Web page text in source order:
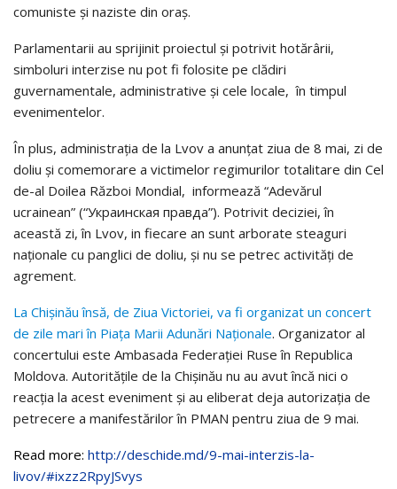
comuniste şi naziste din oraș.
Parlamentarii au sprijinit proiectul şi potrivit hotărârii,
simboluri interzise nu pot fi folosite pe clădiri
guvernamentale, administrative şi cele locale, în timpul
evenimentelor.
În plus, administrația de la Lvov a anunțat ziua de 8 mai, zi de
doliu şi comemorare a victimelor regimurilor totalitare din Cel
de-al Doilea Război Mondial, informează “Adevărul
ucrainean” (“Украинская правда”). Potrivit deciziei, în
această zi, în Lvov, in fiecare an sunt arborate steaguri
naționale cu panglici de doliu, și nu se petrec activităţi de
agrement.
La Chişinău însă, de Ziua Victoriei, va fi organizat un concert
de zile mari în Piaţa Marii Adunări Naţionale. Organizator al
concertului este Ambasada Federaţiei Ruse în Republica
Moldova. Autorităţile de la Chişinău nu au avut încă nici o
reacţia la acest eveniment şi au eliberat deja autorizaţia de
petrecere a manifestărilor în PMAN pentru ziua de 9 mai.
Read more: http://deschide.md/9-mai-interzis-la-
livov/#ixzz2RpyJSvys